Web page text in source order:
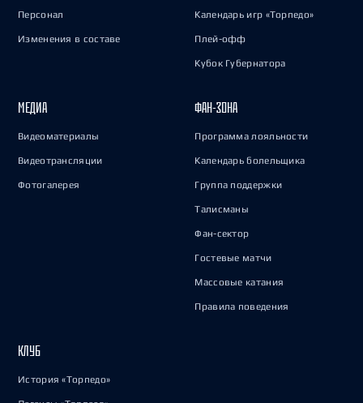
Персонал
Изменения в составе
Календарь игр «Торпедо»
Плей-офф
Кубок Губернатора
МЕДИА
Видеоматериалы
Видеотрансляции
Фотогалерея
ФАН-ЗОНА
Программа лояльности
Календарь болельщика
Группа поддержки
Талисманы
Фан-сектор
Гостевые матчи
Массовые катания
Правила поведения
КЛУБ
История «Торпедо»